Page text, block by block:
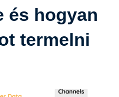
és hogyan
termelni